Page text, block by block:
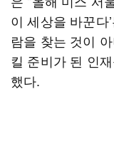
이 세상을 바꾼다
람을 찾는 것이
킬 준비가 된 인
했다.